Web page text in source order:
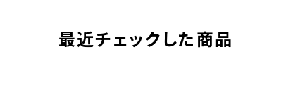
最近チェックした商品